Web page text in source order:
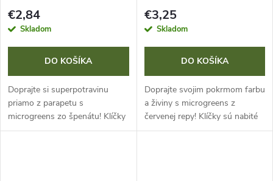
€2,84
Skladom
DO KOŠÍKA
Doprajte si superpotravinu
priamo z parapetu s
microgreens zo špenátu! Klíčky
sú nabité vitamínmi (B, C, D, E,
€3,25
Skladom
DO KOŠÍKA
Doprajte svojim pokrmom farbu
a živiny s microgreens z
červenej repy! Klíčky sú nabité
komplexom vitamínov (A, B1,